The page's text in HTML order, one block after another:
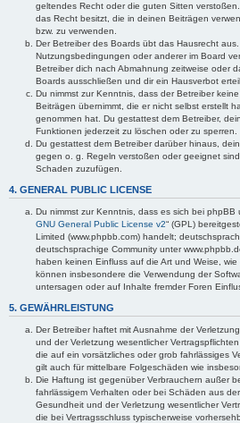
geltendes Recht oder die guten Sitten
das Recht besitzt, die in deinen Beiträgen
bzw. zu verwenden.
Der Betreiber des Boards übt das Hausrecht
Nutzungsbedingungen oder anderer im Board
Betreiber dich nach Abmahnung zeitweise oder
Boards ausschließen und dir ein Hausverbot
Du nimmst zur Kenntnis, dass der Betreiber
Beiträgen übernimmt, die er nicht selbst erstellt
genommen hat. Du gestattest dem Betreiber,
Funktionen jederzeit zu löschen oder zu sperren.
Du gestattest dem Betreiber darüber hinaus,
gegen o. g. Regeln verstoßen oder geeignet
Schaden zuzufügen.
4. GENERAL PUBLIC LICENSE
Du nimmst zur Kenntnis, dass es sich bei phpBB
GNU General Public License v2“ (GPL)
Limited (www.phpbb.com) handelt;
deutschsprachige Community unter
haben keinen Einfluss auf die Art und Weise,
können insbesondere die Verwendung der
untersagen oder auf Inhalte fremder Foren
5. GEWÄHRLEISTUNG
Der Betreiber haftet mit Ausnahme der
und der Verletzung wesentlicher
die auf ein vorsätzliches oder grob fahrlässiges
gilt auch für mittelbare Folgeschäden wie
Die Haftung ist gegenüber Verbrauchern außer
fahrlässigem Verhalten oder bei Schäden aus
Gesundheit und der Verletzung wesentlicher
die bei Vertragsschluss typischerweise